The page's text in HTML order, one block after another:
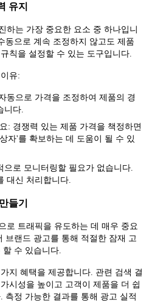
유지
하는 가장 중요한 요소 중 하나입니
동으로 계속 조정하지 않고도 제품
칙을 설정할 수 있는 도구입니다.
유:
동으로 가격을 조정하여 제품의 경
니다.
: 경쟁력 있는 제품 가격을 책정하면
자'를 확보하는 데 도움이 될 수 있
로 모니터링할 필요가 없습니다.
대신 처리합니다.
들기
로 트래픽을 유도하는 데 매우 중요
브랜드 광고를 통해 적절한 잠재 고
수 있습니다.
지 혜택을 제공합니다. 관련 검색 결
시성을 높이고 고객이 제품을 더 쉽
측정 가능한 결과를 통해 광고 실적